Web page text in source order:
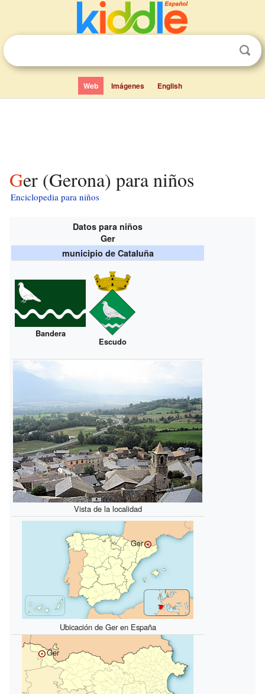
Web Imágenes English
Ger (Gerona) para niños
Enciclopedia para niños
Datos para niños
Ger
municipio de Cataluña
Bandera
Escudo
Vista de la localidad
Ger
Ubicación de Ger en España
Ger